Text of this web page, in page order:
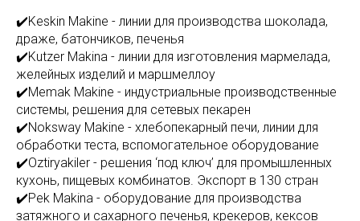
✔️Keskin Makine - линии для производства шоколада,
драже, батончиков, печенья
✔️Kutzer Makina - линии для изготовления мармелада,
желейных изделий и маршмеллоу
✔️Memak Makine - индустриальные производственные
системы, решения для сетевых пекарен
✔️Noksway Makine - хлебопекарный печи, линии для
обработки теста, вспомогательное оборудование
✔️Oztiryakiler - решения ‘под ключ’ для промышленных
кухонь, пищевых комбинатов. Экспорт в 130 стран
✔️Pek Makina - оборудование для производства
затяжного и сахарного печенья, крекеров, кексов